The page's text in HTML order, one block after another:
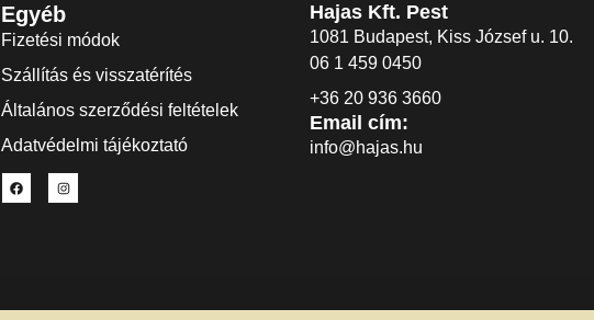
Egyéb
Fizetési módok
Szállítás és visszatérítés
Általános szerződési feltételek
Adatvédelmi tájékoztató
Hajas Kft. Pest
1081 Budapest, Kiss József u. 10.
06 1 459 0450
+36 20 936 3660
Email cím:
info@hajas.hu